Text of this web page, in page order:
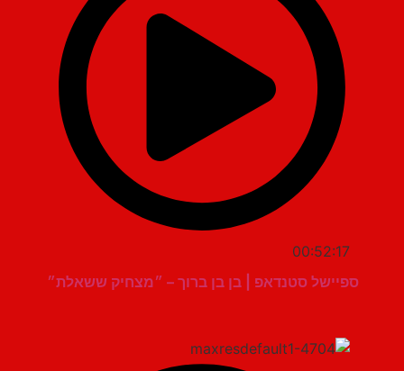
00:52:17
ספיישל סטנדאפ | בן בן ברוך – ״מצחיק ששאלת״